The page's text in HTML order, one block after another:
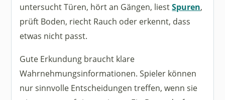
untersucht Türen, hört an Gängen, liestSpuren,
prüft Boden, riecht Rauch oder erkennt, dass
etwas nicht passt.
Gute Erkundung braucht klare
Wahrnehmungsinformationen. Spieler können
nur sinnvolle Entscheidungen treffen, wenn sie